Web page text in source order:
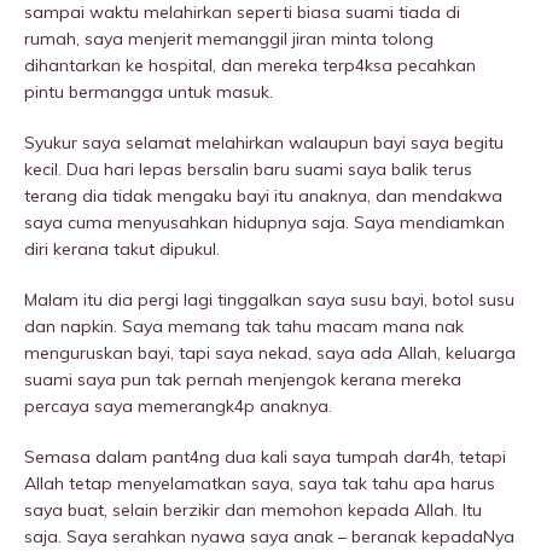
sampai waktu melahirkan seperti biasa suami tiada di
rumah, saya menjerit memanggil jiran minta tolong
dihantarkan ke hospitaI, dan mereka terp4ksa pecahkan
pintu bermangga untuk masuk.
Syukur saya seIamat melahirkan walaupun bayi saya begitu
kecil. Dua hari lepas bersalin baru suami saya balik terus
terang dia tidak mengaku bayi itu anaknya, dan mendakwa
saya cuma menyusahkan hidupnya saja. Saya mendiamkan
diri kerana takut dipukuI.
Malam itu dia pergi lagi tinggalkan saya susu bayi, botol susu
dan napkin. Saya memang tak tahu macam mana nak
menguruskan bayi, tapi saya nekad, saya ada Allah, keluarga
suami saya pun tak pernah menjengok kerana mereka
percaya saya memerangk4p anaknya.
Semasa dalam pant4ng dua kali saya tumpah dar4h, tetapi
Allah tetap menyeIamatkan saya, saya tak tahu apa harus
saya buat, selain berzikir dan memohon kepada Allah. Itu
saja. Saya serahkan nyawa saya anak – beranak kepadaNya